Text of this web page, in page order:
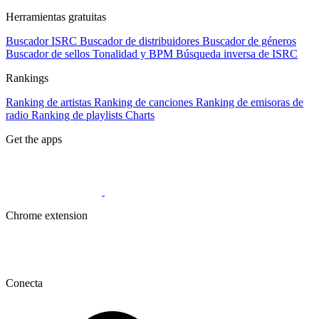
Herramientas gratuitas
Buscador ISRC Buscador de distribuidores Buscador de géneros
Buscador de sellos Tonalidad y BPM Búsqueda inversa de ISRC
Rankings
Ranking de artistas Ranking de canciones Ranking de emisoras de
radio Ranking de playlists Charts
Get the apps
Chrome extension
Conecta